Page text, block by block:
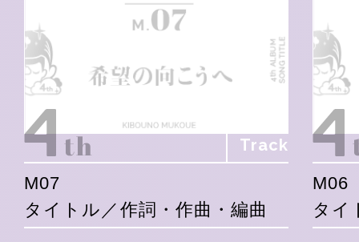
Track
M07
タイトル／作詞・作曲・編曲
M06
タイ